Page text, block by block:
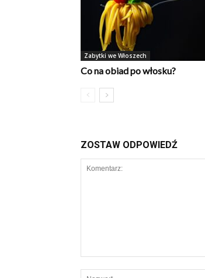
Zabytki we Włoszech
Co na obiad po włosku?
ZOSTAW ODPOWIEDŹ